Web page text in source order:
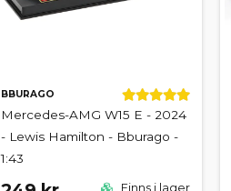
BBURAGO
Mercedes-AMG W15 E - 2024
- Lewis Hamilton - Bburago -
1:43
Finns i lager